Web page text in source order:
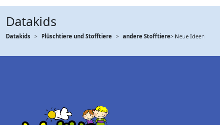
Datakids
Datakids Plüschtiere und Stofftiere andere Stofftiere> Neue Ideen